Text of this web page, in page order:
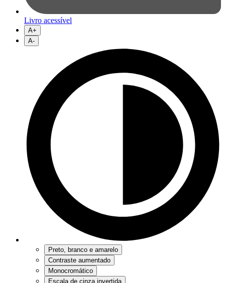
Livro acessível
A+
A-
Preto, branco e amarelo
Contraste aumentado
Monocromático
Escala de cinza invertida